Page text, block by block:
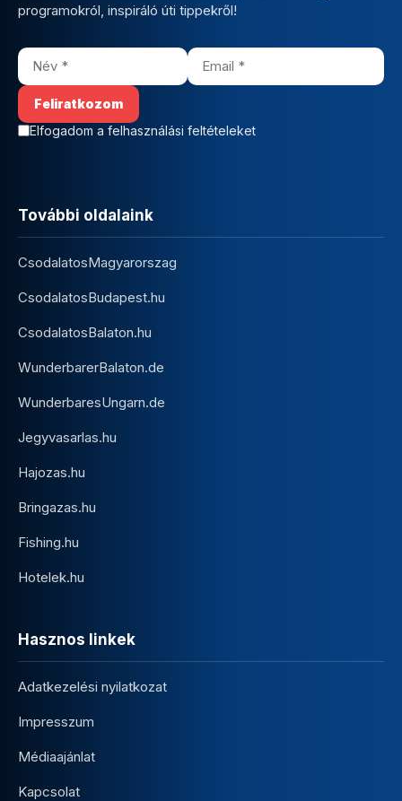
programokról, inspiráló úti tippekről!
Elfogadom a felhasználási feltételeket
További oldalaink
CsodalatosMagyarorszag
CsodalatosBudapest.hu
CsodalatosBalaton.hu
WunderbarerBalaton.de
WunderbaresUngarn.de
Jegyvasarlas.hu
Hajozas.hu
Bringazas.hu
Fishing.hu
Hotelek.hu
Hasznos linkek
Adatkezelési nyilatkozat
Impresszum
Médiaajánlat
Kapcsolat